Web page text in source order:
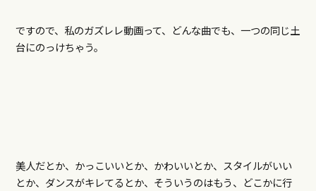
ですので、私のガズレレ動画って、どんな曲でも、一つの同じ土
台にのっけちゃう。
美人だとか、かっこいいとか、かわいいとか、スタイルがいい
とか、ダンスがキレてるとか、そういうのはもう、どこかに行